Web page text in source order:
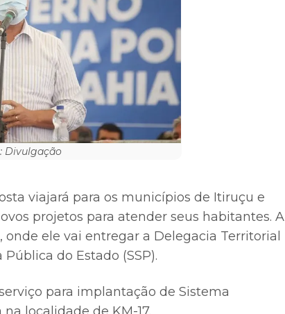
Divulgação
viajará para os municípios de Itiruçu e
projetos para atender seus habitantes. A
ele vai entregar a Delegacia Territorial
do Estado (SSP).
para implantação de Sistema